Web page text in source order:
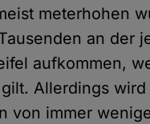
meterhohen
an der
aufkommen,
Allerdings
von immer